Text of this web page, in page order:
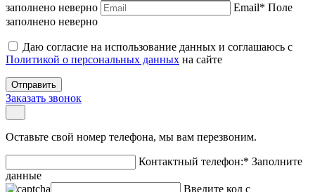
заполнено неверно
Email* Поле
заполнено неверно
Даю согласие на использование данных и соглашаюсь с
Политикой о персональных данных на сайте
Отправить
Заказать звонок
Оставьте свой номер телефона, мы вам перезвоним.
Контактный телефон:* Заполните
данные
Введите код с